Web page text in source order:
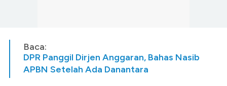
Baca:
DPR Panggil Dirjen Anggaran, Bahas Nasib
APBN Setelah Ada Danantara